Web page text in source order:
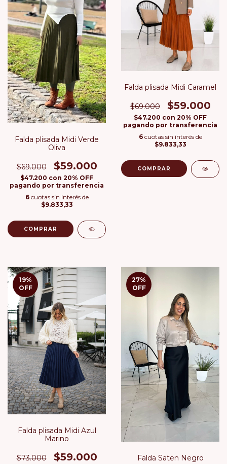
Falda plisada Midi Verde
Oliva
$69.000 $59.000
$47.200 con 20% OFF
pagando por transferencia
6 cuotas sin interés de
$9.833,33
COMPRAR
Falda plisada Midi Caramel
$69.000 $59.000
$47.200 con 20% OFF
pagando por transferencia
6 cuotas sin interés de
$9.833,33
COMPRAR
19%
OFF
Falda plisada Midi Azul
Marino
$73.000 $59.000
27%
OFF
Falda Saten Negro